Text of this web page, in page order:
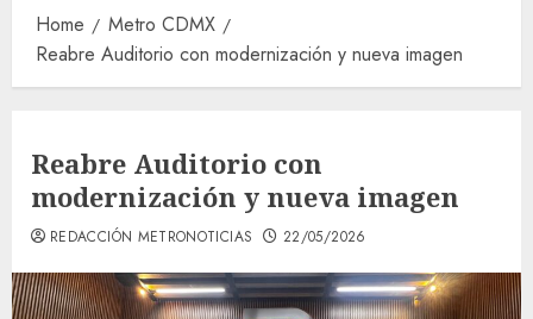
Home
Metro CDMX
Reabre Auditorio con modernización y nueva imagen
Reabre Auditorio con
modernización y nueva imagen
REDACCIÓN METRONOTICIAS 22/05/2026